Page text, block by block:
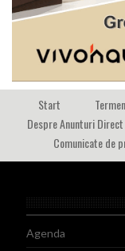
Start
Despre Anunturi Direct
Comunicate de
Agenda